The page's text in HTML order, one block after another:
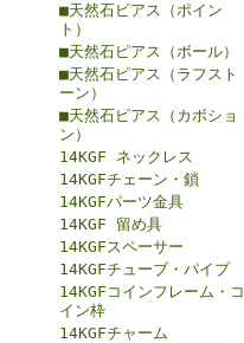
■天然石ピアス（ポイン
ト）
■天然石ピアス（ボール）
■天然石ピアス（ラフスト
ーン）
■天然石ピアス（カボショ
ン）
14KGF ネックレス
14KGFチェーン・鎖
14KGFパーツ金具
14KGF 留め具
14KGFスペーサー
14KGFチューブ・パイプ
14KGFコインフレーム・コ
イン枠
14KGFチャーム